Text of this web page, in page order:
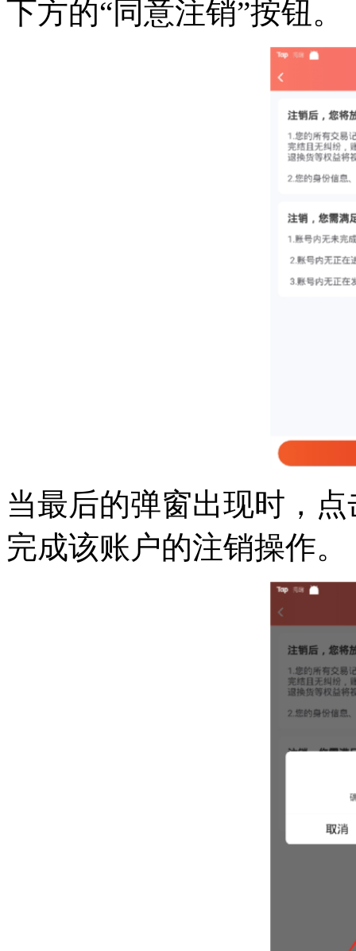
下方的“同意注销”按钮。
当最后的弹窗出现时，
完成该账户的注销操作。